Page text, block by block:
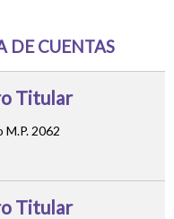
DE CUENTAS
Titular
M.P. 2062
Titular